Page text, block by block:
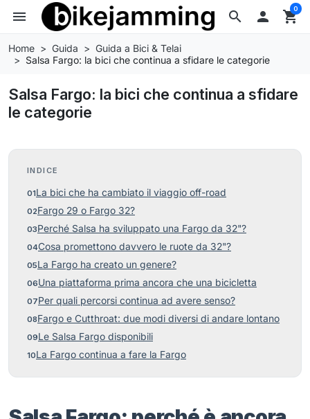
search
menu  shopping_cart
0
Home Guida
Guida a Bici & Telai
Salsa Fargo: la bici che continua a sfidare le categorie
Salsa Fargo: la bici che continua a sfidare
le categorie
INDICE
La bici che ha cambiato il viaggio off-road
Fargo 29 o Fargo 32?
Perché Salsa ha sviluppato una Fargo da 32"?
Cosa promettono davvero le ruote da 32"?
La Fargo ha creato un genere?
Una piattaforma prima ancora che una bicicletta
Per quali percorsi continua ad avere senso?
Fargo e Cutthroat: due modi diversi di andare lontano
Le Salsa Fargo disponibili
La Fargo continua a fare la Fargo